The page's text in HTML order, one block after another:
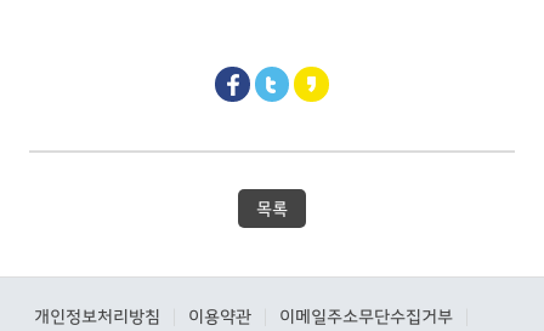
목록
개인정보처리방침 이용약관 이메일주소무단수집거부